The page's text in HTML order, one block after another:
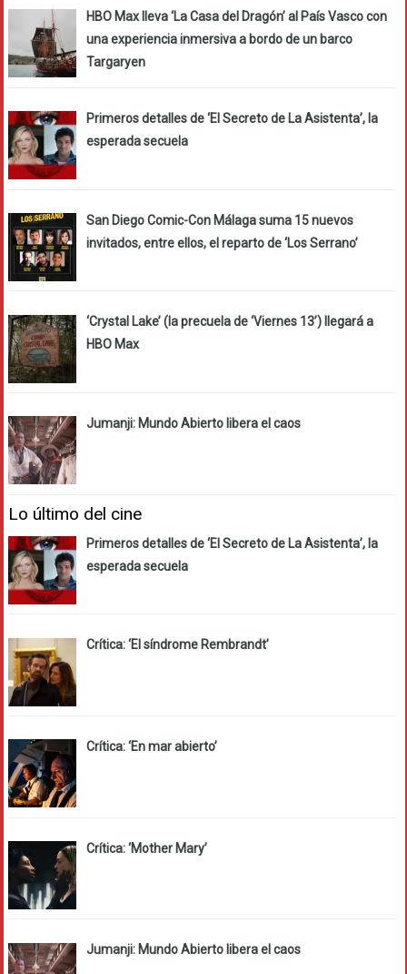
HBO Max lleva ‘La Casa del Dragón’ al País Vasco con
una experiencia inmersiva a bordo de un barco
Targaryen
Primeros detalles de ‘El Secreto de La Asistenta’, la
esperada secuela
San Diego Comic-Con Málaga suma 15 nuevos
invitados, entre ellos, el reparto de ‘Los Serrano’
‘Crystal Lake’ (la precuela de ‘Viernes 13’) llegará a
HBO Max
Jumanji: Mundo Abierto libera el caos
Lo último del cine
Primeros detalles de ‘El Secreto de La Asistenta’, la
esperada secuela
Crítica: ‘El síndrome Rembrandt’
Crítica: ‘En mar abierto’
Crítica: ‘Mother Mary’
Jumanji: Mundo Abierto libera el caos